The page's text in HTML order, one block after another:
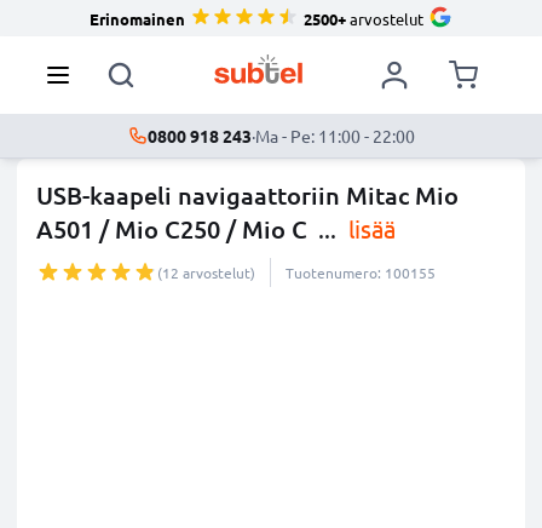
Erinomainen 2500+arvostelut
0800 918 243·Ma - Pe: 11:00 - 22:00
USB-kaapeli navigaattoriin Mitac Mio
A501 / Mio C250 / Mio C ... lisää
(12 arvostelut) Tuotenumero: 100155